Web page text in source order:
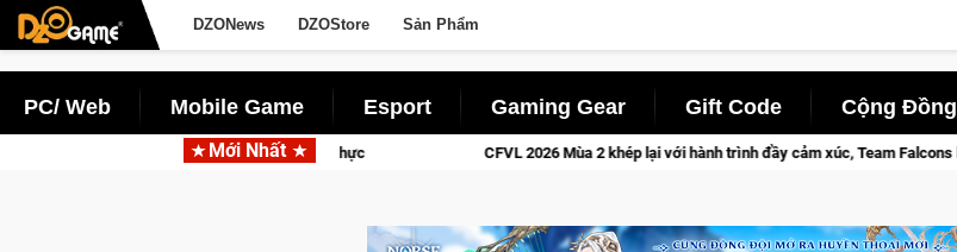
DZONews DZOStore Sản Phẩm
PC/ Web Mobile Game Esport Gaming Gear Gift Code Cộng Đồng
Mới NhấtCFVL 2026 Mùa 2 khép lại với hành trình đầy cảm xúc, Team Falcons lên ngôi vô địch